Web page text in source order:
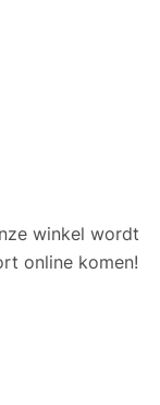
winkel wordt
online komen!